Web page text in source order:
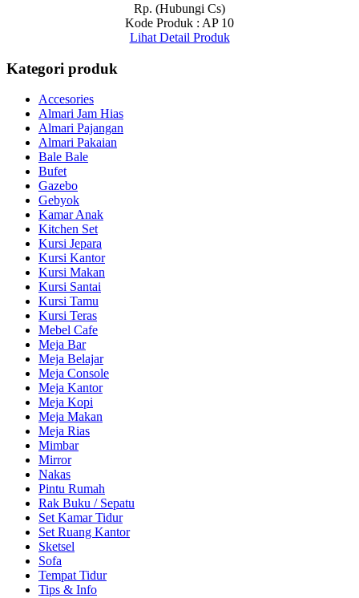
Rp. (Hubungi Cs)
Kode Produk : AP 10
Lihat Detail Produk
Kategori produk
Accesories
Almari Jam Hias
Almari Pajangan
Almari Pakaian
Bale Bale
Bufet
Gazebo
Gebyok
Kamar Anak
Kitchen Set
Kursi Jepara
Kursi Kantor
Kursi Makan
Kursi Santai
Kursi Tamu
Kursi Teras
Mebel Cafe
Meja Bar
Meja Belajar
Meja Console
Meja Kantor
Meja Kopi
Meja Makan
Meja Rias
Mimbar
Mirror
Nakas
Pintu Rumah
Rak Buku / Sepatu
Set Kamar Tidur
Set Ruang Kantor
Sketsel
Sofa
Tempat Tidur
Tips & Info